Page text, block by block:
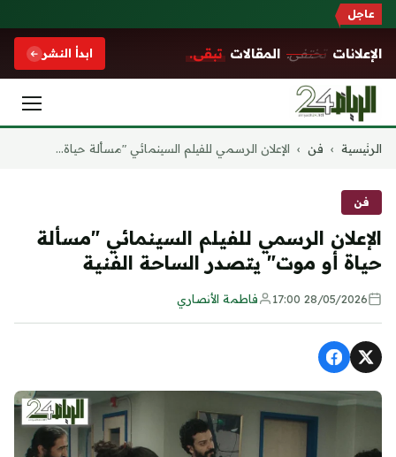
عاجل
الإعلانات تختفي. المقالات تبقى. ابدأ النشر
التجاوز
الرئيسية › فن › الإعلان الرسمي للفيلم السينمائي "مسألة حياة...
فن
الإعلان الرسمي للفيلم السينمائي "مسألة
حياة أو موت" يتصدر الساحة الفنية
28/05/2026 17:00 فاطمة الأنصاري